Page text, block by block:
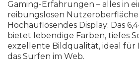
Gaming-Erfa hrungen – a es in ei
reibungs osen Nutzeroberfäche
Hochaufösendes Disp ay: Das 6,4
bietet ebendige Farben, tiefes S
exze ente Bi dqua ität, idea für
das Surfen im Web.